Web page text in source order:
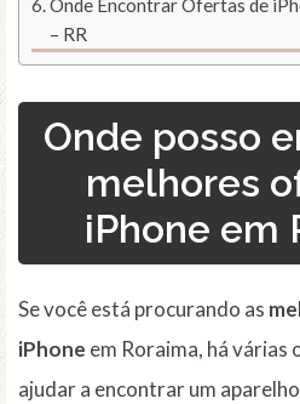
Onde Encontrar Ofertas de
– RR
Onde posso
melhores
iPhone em
Se você está procurando as
iPhone em Roraima, há várias
ajudar a encontrar um